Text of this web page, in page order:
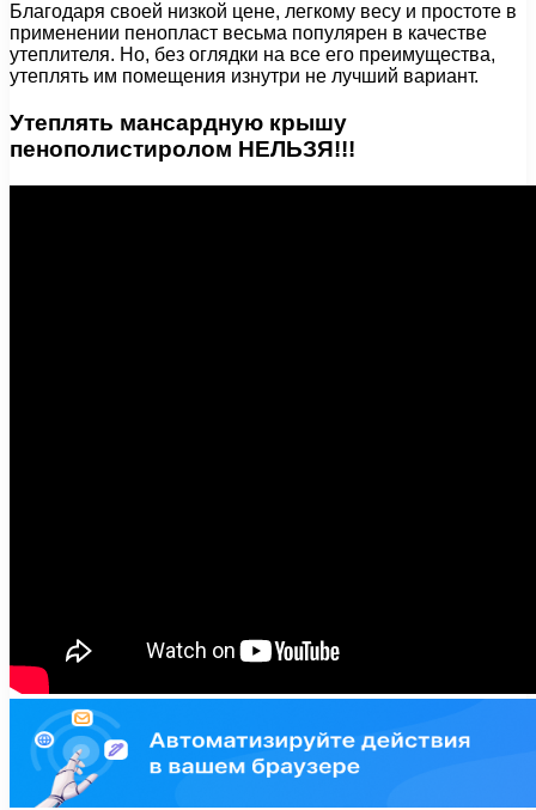
Благодаря своей низкой цене, легкому весу и простоте в
применении пенопласт весьма популярен в качестве
утеплителя. Но, без оглядки на все его преимущества,
утеплять им помещения изнутри не лучший вариант.
Утеплять мансардную крышу
пенополистиролом НЕЛЬЗЯ!!!